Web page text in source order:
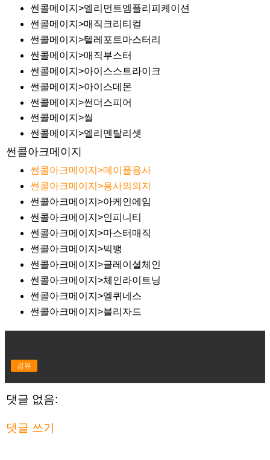
썬콜메이지>엘리먼트엠플리피케이션
썬콜메이지>매직크리티컬
썬콜메이지>텔레포트마스터리
썬콜메이지>매직부스터
썬콜메이지>아이스스트라이크
썬콜메이지>아이스데몬
썬콜메이지>썬더스피어
썬콜메이지>씰
썬콜메이지>엘리멘탈리셋
썬콜아크메이지
썬콜아크메이지>메이플용사
썬콜아크메이지>용사의의지
썬콜아크메이지>아케인에임
썬콜아크메이지>인피니티
썬콜아크메이지>마스터매직
썬콜아크메이지>빅뱅
썬콜아크메이지>글레이셜체인
썬콜아크메이지>체인라이트닝
썬콜아크메이지>엘퀴네스
썬콜아크메이지>블리자드
공유
댓글 없음:
댓글 쓰기